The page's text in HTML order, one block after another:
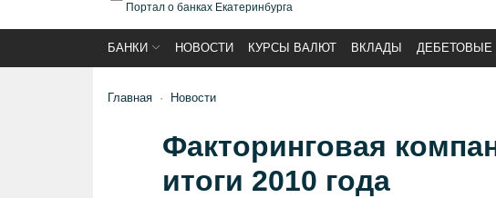
Портал о банках Екатеринбурга
БАНКИ НОВОСТИ КУРСЫ ВАЛЮТ ВКЛАДЫ ДЕБЕТОВЫЕ
Главная Новости
Факторинговая
итоги 2010 года